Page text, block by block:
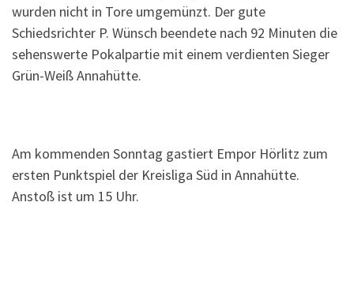
wurden nicht in Tore umgemünzt. Der gute
Schiedsrichter P. Wünsch beendete nach 92 Minuten die
sehenswerte Pokalpartie mit einem verdienten Sieger
Grün-Weiß Annahütte.
Am kommenden Sonntag gastiert Empor Hörlitz zum
ersten Punktspiel der Kreisliga Süd in Annahütte.
Anstoß ist um 15 Uhr.